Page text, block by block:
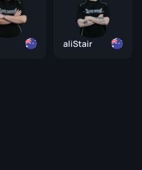
aliStair